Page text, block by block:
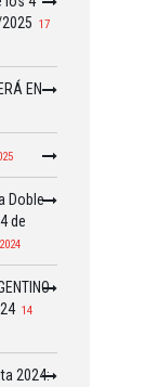
17
EN
Doble
de
14
2024: